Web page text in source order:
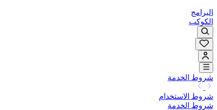
البرامج
الكوكب
شروط الخدمة
شروط الاستخدام
شروط الخدمة